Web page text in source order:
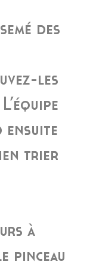
des
les
ensuite
trier
à
pinceau